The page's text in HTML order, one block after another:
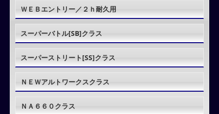
ＷＥＢエントリー／２ｈ耐久用
スーパーバトル[SB]クラス
スーパーストリート[SS]クラス
ＮＥＷアルトワークスクラス
ＮＡ６６０クラス